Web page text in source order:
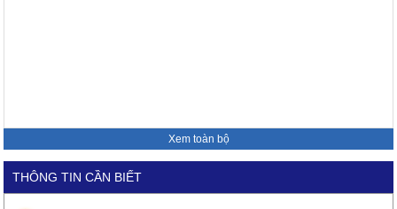
Xem toàn bộ
THÔNG TIN CẦN BIẾT